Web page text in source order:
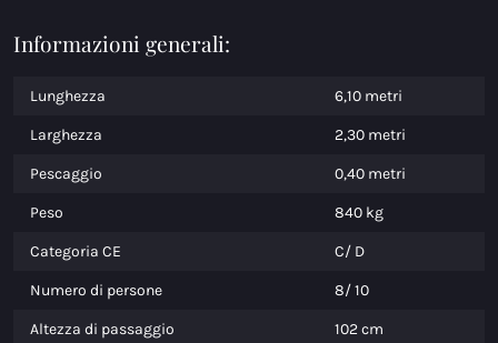
Informazioni generali:
Lunghezza 6,10 metri
Larghezza 2,30 metri
Pescaggio 0,40 metri
Peso 840 kg
Categoria CE C/ D
Numero di persone 8/ 10
Altezza di passaggio 102 cm